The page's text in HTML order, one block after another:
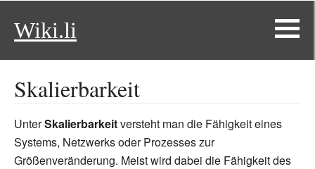
Wiki.li
Skalierbarkeit
UnterSkalierbarkeitversteht man die Fähigkeit eines
Systems, Netzwerks oder Prozesses zur
Größenveränderung. Meist wird dabei die Fähigkeit des